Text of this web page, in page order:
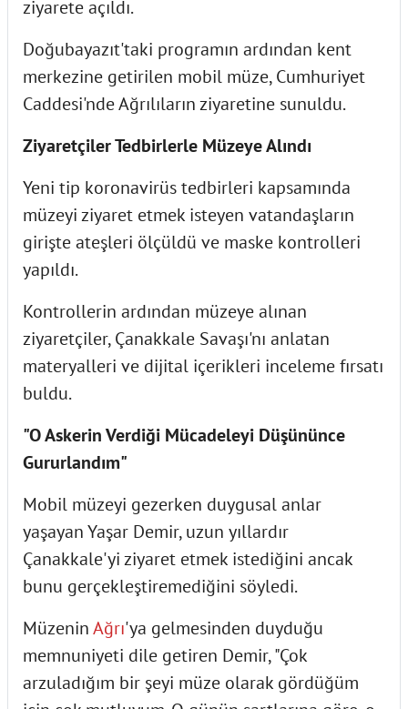
ziyarete açıldı.
Doğubayazıt'taki programın ardından kent
merkezine getirilen mobil müze, Cumhuriyet
Caddesi'nde Ağrılıların ziyaretine sunuldu.
Ziyaretçiler Tedbirlerle Müzeye Alındı
Yeni tip koronavirüs tedbirleri kapsamında
müzeyi ziyaret etmek isteyen vatandaşların
girişte ateşleri ölçüldü ve maske kontrolleri
yapıldı.
Kontrollerin ardından müzeye alınan
ziyaretçiler, Çanakkale Savaşı'nı anlatan
materyalleri ve dijital içerikleri inceleme fırsatı
buldu.
"O Askerin Verdiği Mücadeleyi Düşününce
Gururlandım"
Mobil müzeyi gezerken duygusal anlar
yaşayan Yaşar Demir, uzun yıllardır
Çanakkale'yi ziyaret etmek istediğini ancak
bunu gerçekleştiremediğini söyledi.
MüzeninAğrı'ya gelmesinden duyduğu
memnuniyeti dile getiren Demir, "Çok
arzuladığım bir şeyi müze olarak gördüğüm